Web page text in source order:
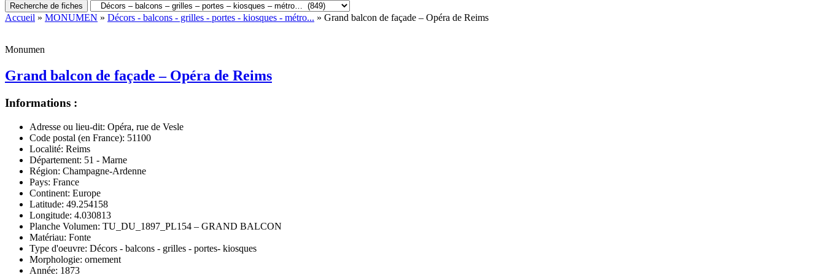
Recherche de fiches
Accueil » MONUMEN » Décors - balcons - grilles - portes - kiosques - métro... » Grand balcon de façade – Opéra de Reims
Monumen
Grand balcon de façade – Opéra de Reims
Informations :
Adresse ou lieu-dit: Opéra, rue de Vesle
Code postal (en France): 51100
Localité: Reims
Département: 51 - Marne
Région: Champagne-Ardenne
Pays: France
Continent: Europe
Latitude: 49.254158
Longitude: 4.030813
Planche Volumen: TU_DU_1897_PL154 – GRAND BALCON
Matériau: Fonte
Type d'oeuvre: Décors - balcons - grilles - portes- kiosques
Morphologie: ornement
Année: 1873